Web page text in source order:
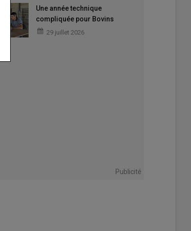
Une année technique
compliquée pour Bovins
Croissance
29 juillet 2026
Publicité